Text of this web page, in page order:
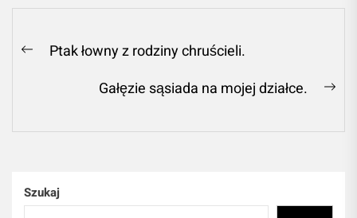
Nawigacja
Previous
Ptak łowny z rodziny chruścieli.
Gałęzie sąsiada na mojej działce.
Szukaj